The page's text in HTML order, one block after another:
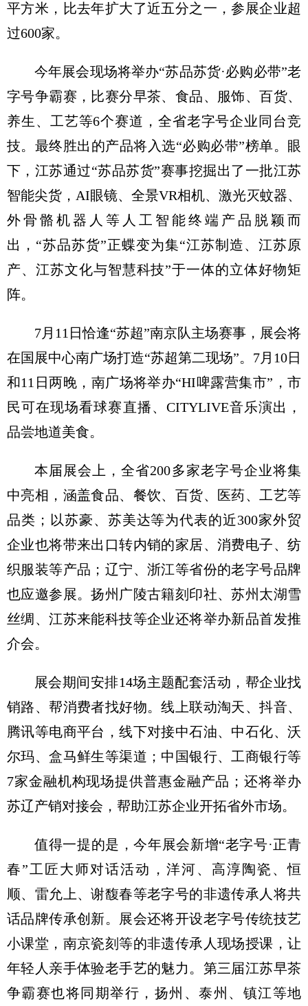
平方米，比去年扩大了近五分之一，参展企业超
过600家。
今年展会现场将举办“苏品苏货·必购必带”老
字号争霸赛，比赛分早茶、食品、服饰、百货、
养生、工艺等6个赛道，全省老字号企业同台竞
技。最终胜出的产品将入选“必购必带”榜单。眼
下，江苏通过“苏品苏货”赛事挖掘出了一批江苏
智能尖货，AI眼镜、全景VR相机、激光灭蚊器、
外骨骼机器人等人工智能终端产品脱颖而
出，“苏品苏货”正蝶变为集“江苏制造、江苏原
产、江苏文化与智慧科技”于一体的立体好物矩
阵。
7月11日恰逢“苏超”南京队主场赛事，展会将
在国展中心南广场打造“苏超第二现场”。7月10日
和11日两晚，南广场将举办“HI啤露营集市”，市
民可在现场看球赛直播、CITYLIVE音乐演出，
品尝地道美食。
本届展会上，全省200多家老字号企业将集
中亮相，涵盖食品、餐饮、百货、医药、工艺等
品类；以苏豪、苏美达等为代表的近300家外贸
企业也将带来出口转内销的家居、消费电子、纺
织服装等产品；辽宁、浙江等省份的老字号品牌
也应邀参展。扬州广陵古籍刻印社、苏州太湖雪
丝绸、江苏来能科技等企业还将举办新品首发推
介会。
展会期间安排14场主题配套活动，帮企业找
销路、帮消费者找好物。线上联动淘天、抖音、
腾讯等电商平台，线下对接中石油、中石化、沃
尔玛、盒马鲜生等渠道；中国银行、工商银行等
7家金融机构现场提供普惠金融产品；还将举办
苏辽产销对接会，帮助江苏企业开拓省外市场。
值得一提的是，今年展会新增“老字号·正青
春”工匠大师对话活动，洋河、高淳陶瓷、恒
顺、雷允上、谢馥春等老字号的非遗传承人将共
话品牌传承创新。展会还将开设老字号传统技艺
小课堂，南京瓷刻等的非遗传承人现场授课，让
年轻人亲手体验老手艺的魅力。第三届江苏早茶
争霸赛也将同期举行，扬州、泰州、镇江等地